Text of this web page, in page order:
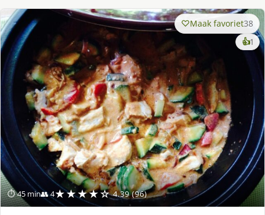
⏱ 45 min👥 4★★★★☆ 4.39 (96)
Maak favoriet38
👍1